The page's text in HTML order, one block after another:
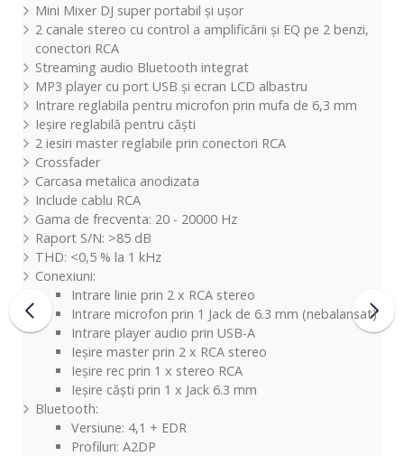
Mini Mixer DJ super portabil și ușor
2 canale stereo cu control a amplificării și EQ pe 2 benzi,
conectori RCA
Streaming audio Bluetooth integrat
MP3 player cu port USB și ecran LCD albastru
Intrare reglabila pentru microfon prin mufa de 6,3 mm
Ieșire reglabilă pentru căști
2 iesiri master reglabile prin conectori RCA
Crossfader
Carcasa metalica anodizata
Include cablu RCA
Gama de frecventa: 20 - 20000 Hz
Raport S/N: >85 dB
THD: <0,5 % la 1 kHz
Conexiuni:
Intrare linie prin 2 x RCA stereo
Intrare microfon prin 1 Jack de 6.3 mm (nebalansat)
Intrare player audio prin USB-A
Ieșire master prin 2 x RCA stereo
Ieșire rec prin 1 x stereo RCA
Ieșire căști prin 1 x Jack 6.3 mm
Bluetooth:
Versiune: 4,1 + EDR
Profiluri: A2DP